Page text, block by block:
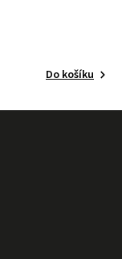
Do košíku